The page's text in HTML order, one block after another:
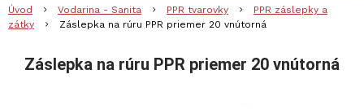
Úvod Vodarina - Sanita PPR tvarovky
PPR záslepky a
zátky
Záslepka na rúru PPR priemer 20 vnútorná
Záslepka na rúru PPR priemer 20 vnútorná